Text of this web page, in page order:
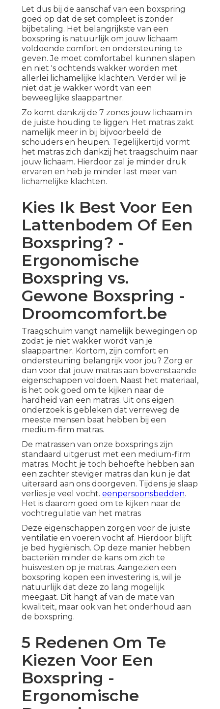
Let dus bij de aanschaf van een boxspring
goed op dat de set compleet is zonder
bijbetaling. Het belangrijkste van een
boxspring is natuurlijk om jouw lichaam
voldoende comfort en ondersteuning te
geven. Je moet comfortabel kunnen slapen
en niet 's ochtends wakker worden met
allerlei lichamelijke klachten. Verder wil je
niet dat je wakker wordt van een
beweeglijke slaappartner.
Zo komt dankzij de 7 zones jouw lichaam in
de juiste houding te liggen. Het matras zakt
namelijk meer in bij bijvoorbeeld de
schouders en heupen. Tegelijkertijd vormt
het matras zich dankzij het traagschuim naar
jouw lichaam. Hierdoor zal je minder druk
ervaren en heb je minder last meer van
lichamelijke klachten.
Kies Ik Best Voor Een
Lattenbodem Of Een
Boxspring? -
Ergonomische
Boxspring vs.
Gewone Boxspring -
Droomcomfort.be
Traagschuim vangt namelijk bewegingen op
zodat je niet wakker wordt van je
slaappartner. Kortom, zijn comfort en
ondersteuning belangrijk voor jou? Zorg er
dan voor dat jouw matras aan bovenstaande
eigenschappen voldoen. Naast het materiaal,
is het ook goed om te kijken naar de
hardheid van een matras. Uit ons eigen
onderzoek is gebleken dat verreweg de
meeste mensen baat hebben bij een
medium-firm matras.
De matrassen van onze boxsprings zijn
standaard uitgerust met een medium-firm
matras. Mocht je toch behoefte hebben aan
een zachter steviger matras dan kun je dat
uiteraard aan ons doorgeven. Tijdens je slaap
verlies je veel vocht. eenpersoonsbedden.
Het is daarom goed om te kijken naar de
vochtregulatie van het matras
Deze eigenschappen zorgen voor de juiste
ventilatie en voeren vocht af. Hierdoor blijft
je bed hygiënisch. Op deze manier hebben
bacteriën minder de kans om zich te
huisvesten op je matras. Aangezien een
boxspring kopen een investering is, wil je
natuurlijk dat deze zo lang mogelijk
meegaat. Dit hangt af van de mate van
kwaliteit, maar ook van het onderhoud aan
de boxspring.
5 Redenen Om Te
Kiezen Voor Een
Boxspring -
Ergonomische